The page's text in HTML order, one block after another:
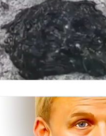
Il rame e la tua salute